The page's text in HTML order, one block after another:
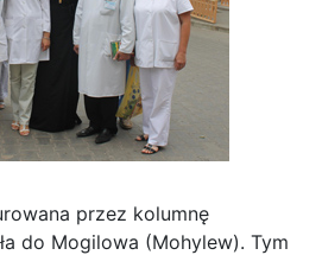
przez kolumnę
do Mogilowa (Mohylew). Tym